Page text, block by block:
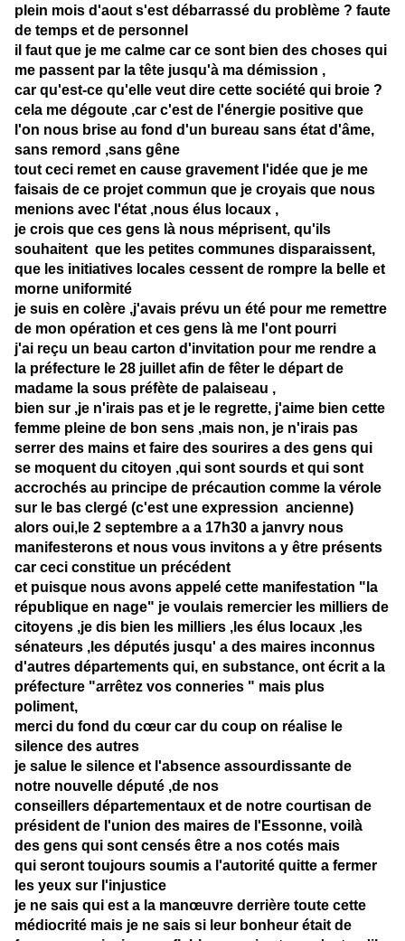
plein mois d'aout s'est débarrassé du problème ? faute
de temps et de personnel
il faut que je me calme car ce sont bien des choses qui
me passent par la tête jusqu'à ma démission ,
car qu'est-ce qu'elle veut dire cette société qui broie ?
cela me dégoute ,car c'est de l'énergie positive que
l'on nous brise au fond d'un bureau sans état d'âme,
sans remord ,sans gêne
tout ceci remet en cause gravement l'idée que je me
faisais de ce projet commun que je croyais que nous
menions avec l'état ,nous élus locaux ,
je crois que ces gens là nous méprisent, qu'ils
souhaitent que les petites communes disparaissent,
que les initiatives locales cessent de rompre la belle et
morne uniformité
je suis en colère ,j'avais prévu un été pour me remettre
de mon opération et ces gens là me l'ont pourri
j'ai reçu un beau carton d'invitation pour me rendre a
la préfecture le 28 juillet afin de fêter le départ de
madame la sous préfète de palaiseau ,
bien sur ,je n'irais pas et je le regrette, j'aime bien cette
femme pleine de bon sens ,mais non, je n'irais pas
serrer des mains et faire des sourires a des gens qui
se moquent du citoyen ,qui sont sourds et qui sont
accrochés au principe de précaution comme la vérole
sur le bas clergé (c'est une expression ancienne)
alors oui,le 2 septembre a a 17h30 a janvry nous
manifesterons et nous vous invitons a y être présents
car ceci constitue un précédent
et puisque nous avons appelé cette manifestation "la
république en nage" je voulais remercier les milliers de
citoyens ,je dis bien les milliers ,les élus locaux ,les
sénateurs ,les députés jusqu' a des maires inconnus
d'autres départements qui, en substance, ont écrit a la
préfecture "arrêtez vos conneries " mais plus
poliment,
merci du fond du cœur car du coup on réalise le
silence des autres
je salue le silence et l'absence assourdissante de
notre nouvelle député ,de nos
conseillers départementaux et de notre courtisan de
président de l'union des maires de l'Essonne, voilà
des gens qui sont censés être a nos cotés mais
qui seront toujours soumis a l'autorité quitte a fermer
les yeux sur l'injustice
je ne sais qui est a la manœuvre derrière toute cette
médiocrité mais je ne sais si leur bonheur était de